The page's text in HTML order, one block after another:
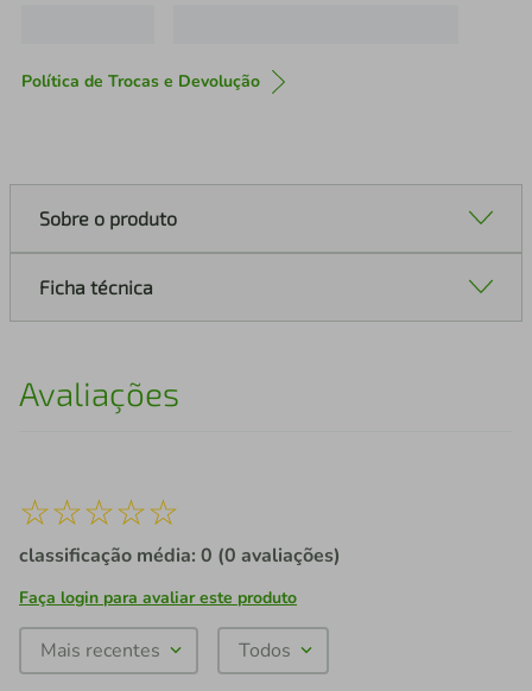
Política de Trocas e Devolução
Sobre o produto
Ficha técnica
Avaliações
☆☆☆☆☆
classificação média: 0 (0 avaliações)
Faça login para avaliar este produto
Mais recentes Todos